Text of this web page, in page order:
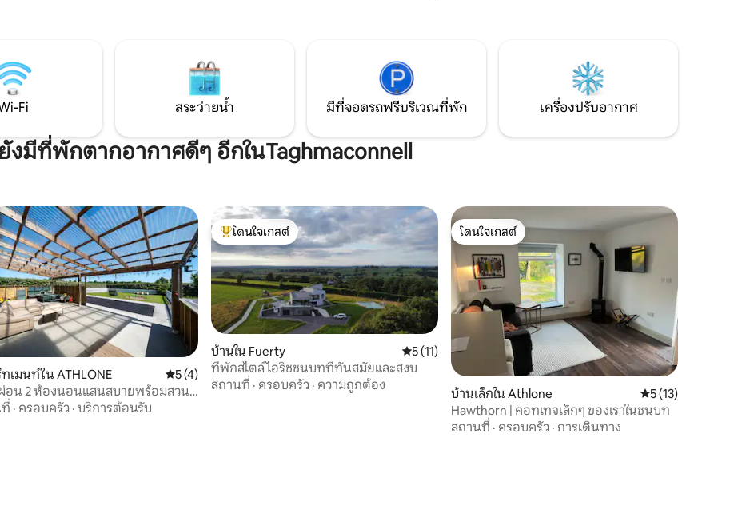
ำหรับการสำรวจไวลด์แอตแลนติกเวย์
นมารา และหน้าผาโมเฮอร์โดยไม่มีการ
ในเมือง
Fi สระว่ายน้ำ มีที่จอดรถฟรีบริเวณที่พัก เครื่องปรับอากาศ
ยังมีที่พักตากอากาศดีๆ อีกในTaghmaconnell
เมนท์ใน ATHLONE คะแนนเฉลี่ย 5 จาก 5, 4 รีวิว
5 (4)
น 2 ห้องนอนแสนสบายพร้อมสวน
และลานบ้าน
· ครอบครัว · บริการต้อนรับ
โดนใจเกสต์ที่สุด
โดนใจเกสต์
บ้านใน Fuerty คะแนนเฉลี่ย 5 จาก 5, 11 รีวิว
5 (11)
ที่พักสไตล์ไอริชชนบทที่ทันสมัยและสงบ
สถานที่ · ครอบครัว · ความถูกต้อง
โดนใจเกสต์
โดนใจเกสต์
บ้านเล็กใน Athlone คะแนนเฉลี่ย 5 จาก
5 (13)
Hawthorn | คอทเทจเล็กๆ ของเราในชนบท
สถานที่ · ครอบครัว · การเดินทาง